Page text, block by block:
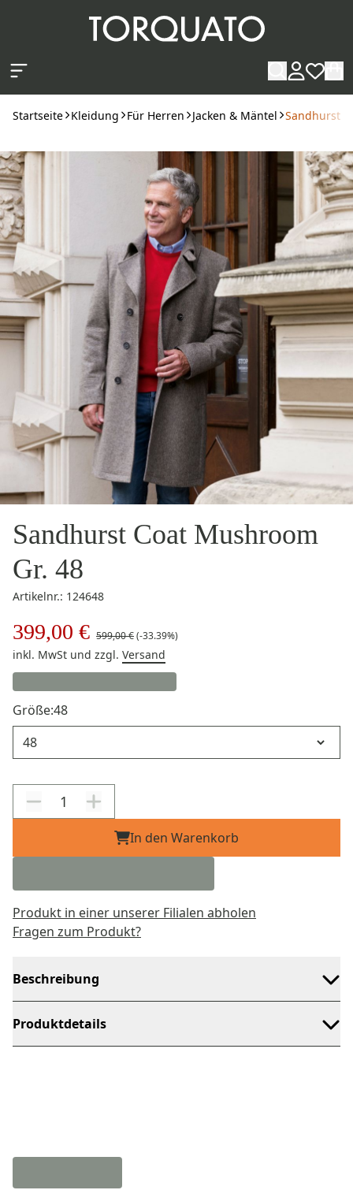
Startseite Kleidung Für Herren Jacken & Mäntel Sandhurst
Sandhurst Coat Mushroom
Gr. 48
Artikelnr.: 124648
399,00 € 599,00 €(-33.39%)
inkl. MwSt und zzgl. Versand
Größe:48
In den Warenkorb
Produkt in einer unserer Filialen abholen
Fragen zum Produkt?
Beschreibung
Produktdetails